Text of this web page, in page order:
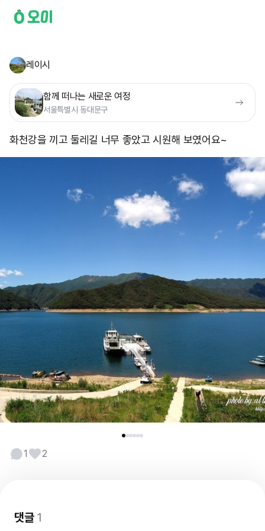
레이시
함께 떠나는 새로운 여정
서울특별시 동대문구
화천강을 끼고 둘레길 너무 좋았고 시원해 보였어요~
1 2
댓글1